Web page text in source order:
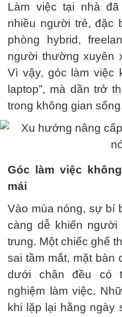
Làm việc tại nhà
nhiều người trẻ, đặc
phòng hybrid,
người thường xuyên
Vì vậy, góc làm việc
laptop”, mà dần trở
trong không gian
Góc làm việc
mái
Vào mùa nóng, sự bí
càng dễ khiến người
trung. Một chiếc ghế
sai tầm mắt, mặt bàn
dưới chân đều có
nghiệm làm việc.
khi lặp lại hằng ngày